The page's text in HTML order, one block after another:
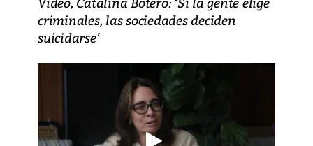
criminales, las sociedades deciden
suicidarse’